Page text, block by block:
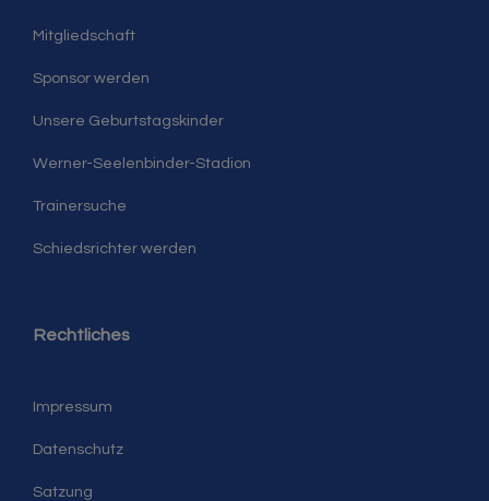
Mitgliedschaft
Sponsor werden
Unsere Geburtstagskinder
Werner-Seelenbinder-Stadion
Trainersuche
Schiedsrichter werden
Rechtliches
Impressum
Datenschutz
Satzung